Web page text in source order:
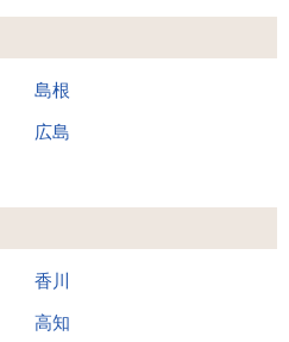
島根
広島
香川
高知